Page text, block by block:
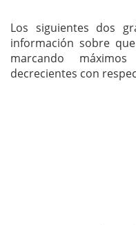
Los siguientes dos
información sobre
marcando
decrecientes con